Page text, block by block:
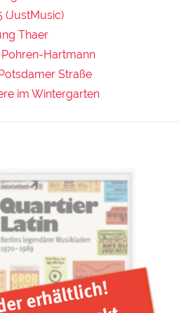
(JustMusic)
Thaer
Hartmann
Straße
im Wintergarten